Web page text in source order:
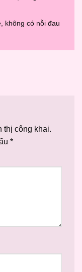
không có nỗi đau
thị công khai.
*